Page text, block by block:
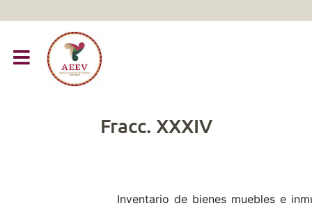
Fracc. XXXIV
Inventario de bienes muebles e